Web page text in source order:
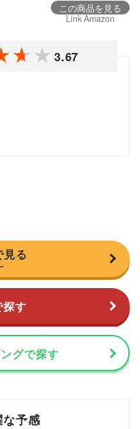
この商品を見る
Link Amazon
3.67
る
探す
グで探す
予感